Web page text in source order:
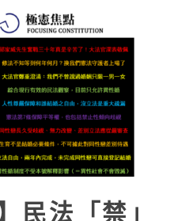
民法「禁」